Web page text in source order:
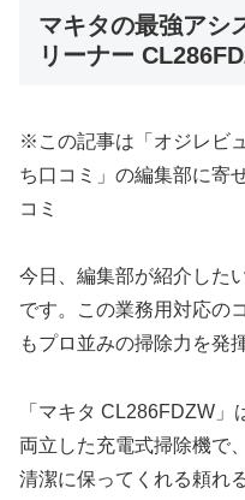
マキタの最強アシ
リーナー
※この記事は「オジレビ
ち口コミ」の編集部に寄
コミ
今日、編集部が紹介した
です。この業務用対応の
もプロ並みの掃除力を発
「マキタ CL286FDZW
両立した充電式掃除機で
清潔に保ってくれる頼れ